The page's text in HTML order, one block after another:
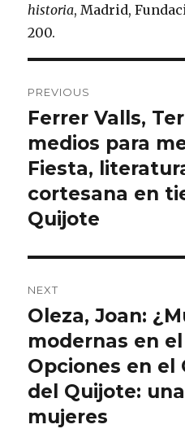
historia, Madrid,
200.
navigation
PREVIOUS
Previous
post:
Ferrer Valls,
medios para
Fiesta,
cortesana en
Quijote
NEXT
Next
post:
Oleza, Joan:
modernas en
Opciones en el
del Quijote:
mujeres